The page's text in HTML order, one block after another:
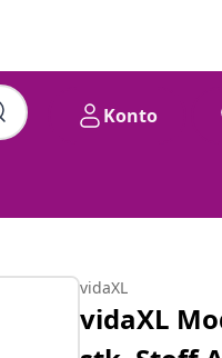
Konto
vidaXL
vidaXL